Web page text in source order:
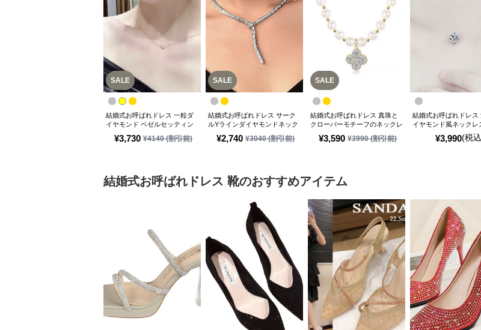
SALE
¥3,730 ¥4140(割引前)
結婚式お呼ばれドレス 一粒ダ
イヤモンド ベゼルセッティン
SALE
¥2,740 ¥3040(割引前)
結婚式お呼ばれドレス サーク
ルYラインダイヤモンドネック
SALE
¥3,590 ¥3990(割引前)
結婚式お呼ばれドレス 真珠と
クローバーモチーフのネックレ
¥3,990(税
結婚式お呼ばれドレス
イヤモンド風ネックレ
結婚式お呼ばれドレス 靴のおすすめアイテム